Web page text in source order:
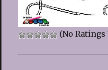
(No Ratings